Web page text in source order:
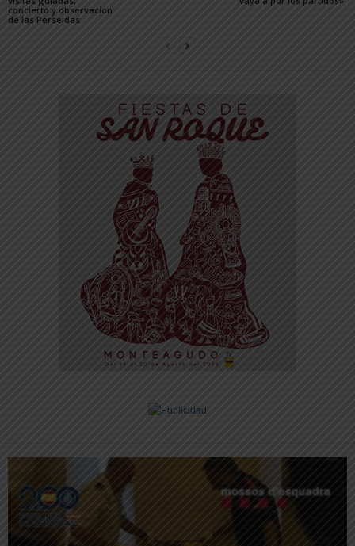
concierto y observación
de las Perseidas